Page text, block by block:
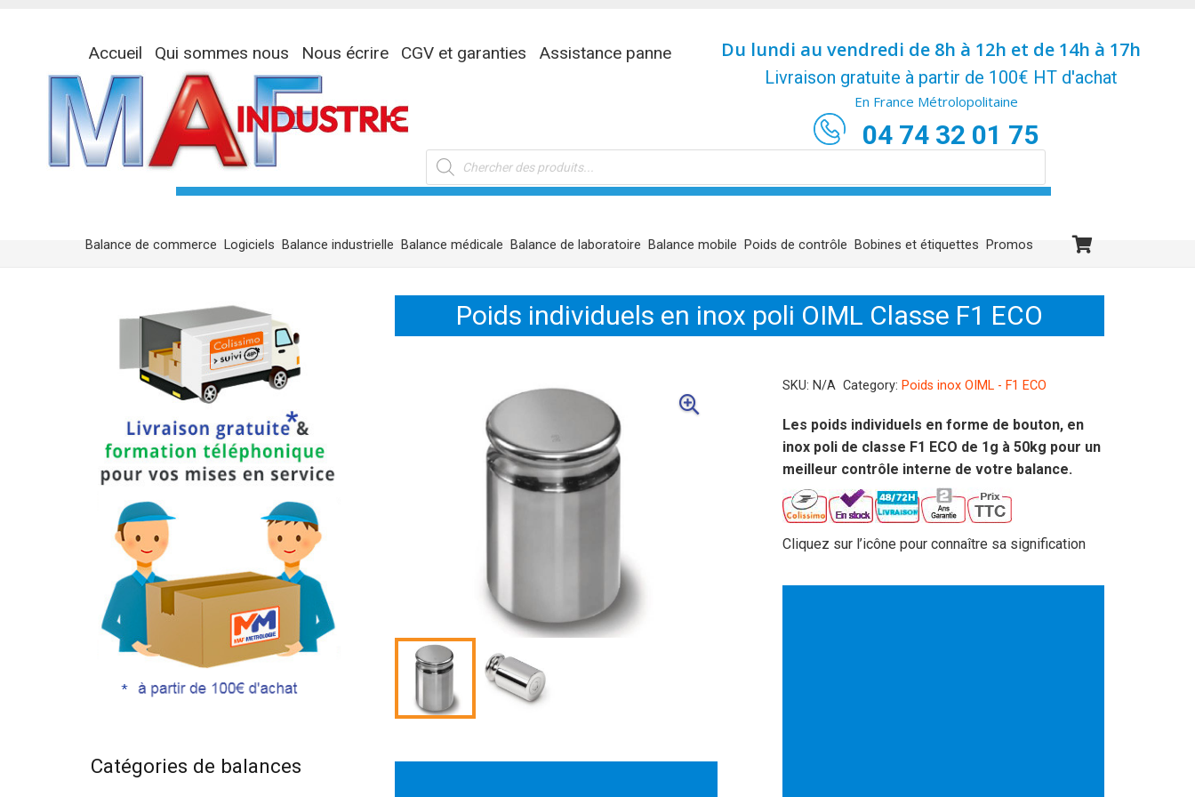
Accueil Qui sommes nous Nous écrire CGV et garanties Assistance panne
04 74 32 01 75
Du lundi au vendredi de 8h à 12h et de 14h à 17h
Recherche
de
En France Métrolopolitaine
Livraison gratuite à partir de 100€ HT d'achat
Balance de commerce Logiciels Balance industrielle Balance médicale Balance de laboratoire Balance mobile Poids de contrôle Bobines et étiquettes Promos
Poids individuels en inox poli OIML Classe F1 ECO
SKU: N/A Category: Poids inox OIML - F1 ECO
Les poids individuels en forme de bouton, en
inox poli de classe F1 ECO de 1g à 50kg pour un
meilleur contrôle interne de votre balance.
Cliquez sur l’icône pour connaître sa signification
Catégories de balances